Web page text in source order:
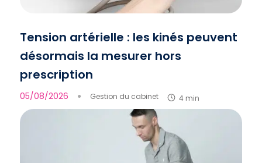
Tension artérielle : les kinés peuvent
désormais la mesurer hors
prescription
05/08/2026 ● Gestion du cabinet 4 min